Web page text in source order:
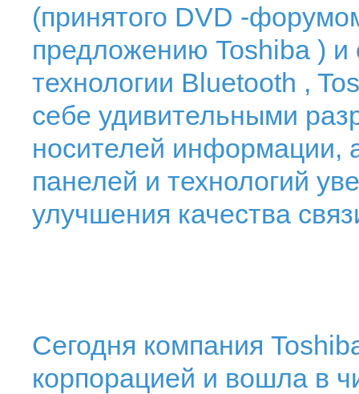
(принятого DVD -
предложению Toshiba ) и
технологии Bluetooth ,
себе удивительными
носителей информации,
панелей и технологий
улучшения качества
Сегодня компания
корпорацией и вошла в